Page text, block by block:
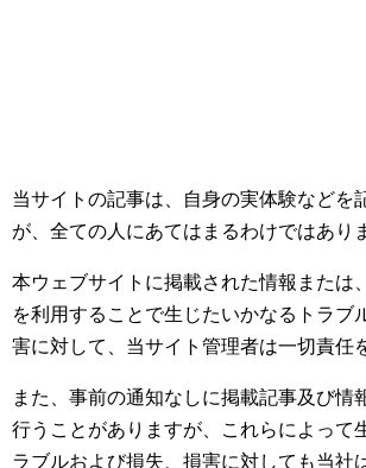
当サイトの記事は、自身の実体験などを
が、全ての人にあてはまるわけではあり
本ウェブサイトに掲載された情報または
を利用することで生じたいかなるトラブ
害に対して、当サイト管理者は一切責任
また、事前の通知なしに掲載記事及び情
行うことがありますが、これらによって
ラブルおよび損失、損害に対しても当社